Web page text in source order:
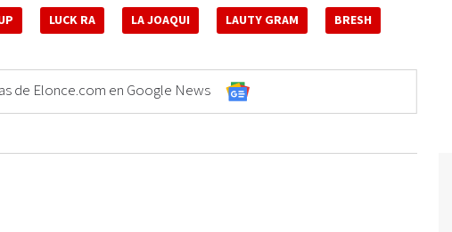
LUCK RA LA JOAQUI LAUTY GRAM BRESH
de Elonce.com en Google News